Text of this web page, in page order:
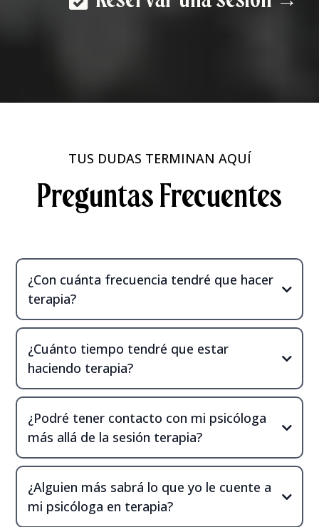
TUS DUDAS TERMINAN AQUÍ
Preguntas Frecuentes
¿Con cuánta frecuencia tendré que hacer
terapia?
¿Cuánto tiempo tendré que estar
haciendo terapia?
¿Podré tener contacto con mi psicóloga
más allá de la sesión terapia?
¿Alguien más sabrá lo que yo le cuente a
mi psicóloga en terapia?